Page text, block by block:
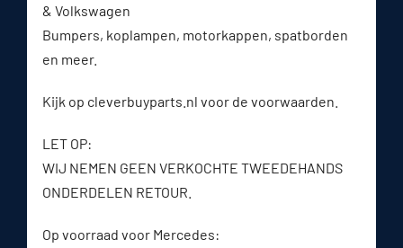
& Volkswagen
Bumpers, koplampen, motorkappen, spatborden
en meer.
Kijk op cleverbuyparts.nl voor de voorwaarden.
LET OP:
WIJ NEMEN GEEN VERKOCHTE TWEEDEHANDS
ONDERDELEN RETOUR.
Op voorraad voor Mercedes: